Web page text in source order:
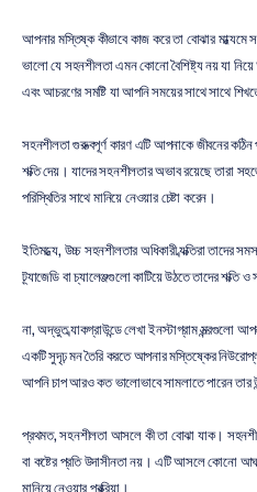
আপনার মস্তিষ্ক কীভাবে কাজ করে তা বোঝার মাধ্যমে
ভালো যে সহনশীলতা এমন কোনো বৈশিষ্ট্য নয় যা নিয়ে
এবং আচরণের সমষ্টি যা আপনি সময়ের সাথে সাথে
সহনশীলতা গুরুত্বপূর্ণ কারণ এটি আপনাকে জীবনের কঠিন
শক্তি দেয়। যাদের সহনশীলতার অভাব রয়েছে তারা
পরিস্থিতির সাথে মানিয়ে নেওয়ার চেষ্টা করেন।
ইতিমধ্যে, উচ্চ সহনশীলতার অধিকারী ব্যক্তিরা তাদের
ট্র্যাজেডি বা চ্যালেঞ্জগুলো কাটিয়ে উঠতে তাদের শক্তি
না, অদ্ভুত ব্যাকগ্রাউন্ডে লেখা ইনস্টাগ্রাম মন্ত্রগুলো
একটি সুদৃঢ় মন তৈরি করতে আপনার মস্তিষ্কের
আপনি চাপ আরও কত ভালোভাবে সামলাতে পারেন তার
প্রথমত, সহনশীলতা আসলে কী তা বোঝা যাক।
বা কষ্টের প্রতি উদাসীনতা নয়। এটি আসলে কোনো